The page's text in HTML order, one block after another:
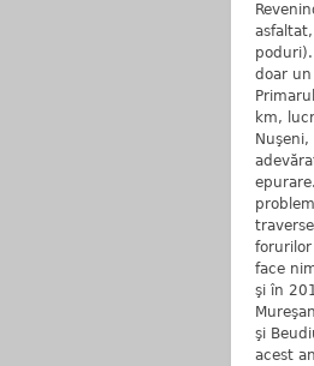
doar
km,
face
şi în
şi
acest